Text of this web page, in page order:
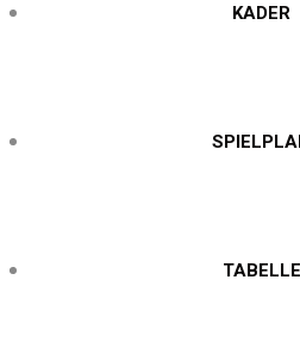
KADER
TABELLE